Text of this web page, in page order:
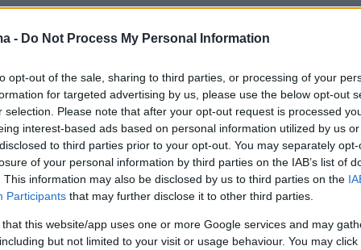
- Do Not Process My Personal Information
opt-out of the sale, sharing to third parties, or processing of your
for targeted advertising by us, please use the below opt-out
selection. Please note that after your opt-out request is processed
interest-based ads based on personal information utilized by us
to third parties prior to your opt-out. You may separately
of your personal information by third parties on the IAB’s list of
This information may also be disclosed by us to third parties on the
Participants that may further disclose it to other third parties.
that this website/app uses one or more Google services and may
but not limited to your visit or usage behaviour. You may
τουλάχιστον55.000 τηλεφωνικές
προς φορολογούμενους που
ή σημάδια πιθανής μη
Στόχος της ΑΑΔΕ είναι να επιτευχθεί
60% στους φορολογούμενους
για πρώτη φορά ληξιπρόθεσμες οφειλές
τουλάχιστον το 45% αυτών των χρεών
γίνουν ουσιαστικά μη διαχειρίσιμα.